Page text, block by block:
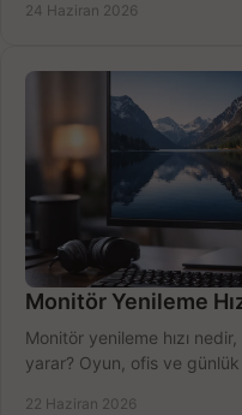
24 Haziran 2026
Monitör Yenileme
Monitör yenileme hızı
yarar? Oyun, ofis ve
22 Haziran 2026